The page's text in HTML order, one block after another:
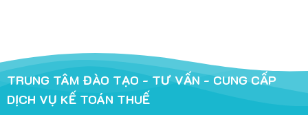
TRUNG TÂM ĐÀO TẠO - TƯ VẤN - CUNG CẤP
DỊCH VỤ KẾ TOÁN THUẾ